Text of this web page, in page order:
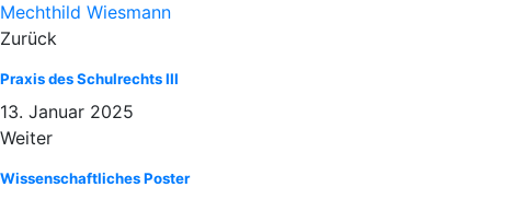
Mechthild Wiesmann
Zurück
Praxis des Schulrechts III
13. Januar 2025
Weiter
Wissenschaftliches Poster